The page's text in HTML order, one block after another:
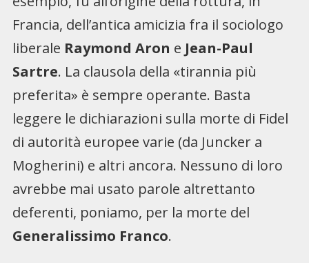
Francia, dell’antica amicizia fra il sociologo
liberale Raymond Aron e Jean-Paul
Sartre. La clausola della «tirannia più
preferita» è sempre operante. Basta
leggere le dichiarazioni sulla morte di Fidel
di autorità europee varie (da Juncker a
Mogherini) e altri ancora. Nessuno di loro
avrebbe mai usato parole altrettanto
deferenti, poniamo, per la morte del
Generalissimo Franco.